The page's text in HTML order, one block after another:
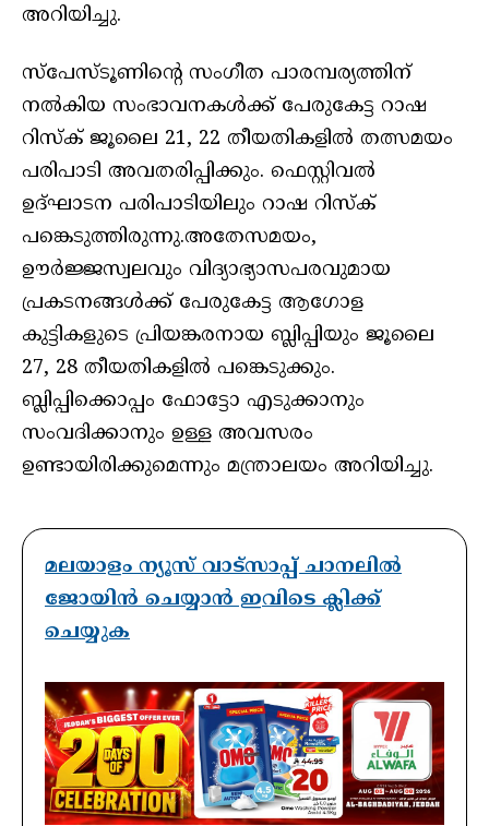
അറിയിച്ചു.
സ്‌പേസ്‌ടൂണിന്റെ സംഗീത പാരമ്പര്യത്തിന്
നൽകിയ സംഭാവനകൾക്ക് പേരുകേട്ട റാഷ
റിസ്‌ക് ജൂലൈ 21, 22 തീയതികളിൽ തത്സമയം
പരിപാടി അവതരിപ്പിക്കും. ഫെസ്റ്റിവൽ
ഉദ്ഘാടന പരിപാടിയിലും റാഷ റിസ്ക്
പങ്കെടുത്തിരുന്നു.അതേസമയം,
ഊർജ്ജസ്വലവും വിദ്യാഭ്യാസപരവുമായ
പ്രകടനങ്ങൾക്ക് പേരുകേട്ട ആഗോള
കുട്ടികളുടെ പ്രിയങ്കരനായ ബ്ലിപ്പിയും ജൂലൈ
27, 28 തീയതികളിൽ പങ്കെടുക്കും.
ബ്ലിപ്പിക്കൊപ്പം ഫോട്ടോ എടുക്കാനും
സംവദിക്കാനും ഉള്ള അവസരം
ഉണ്ടായിരിക്കുമെന്നും മന്ത്രാലയം അറിയിച്ചു.
മലയാളം ന്യൂസ് വാട്സാപ്പ് ചാനലിൽ
ജോയിൻ ചെയ്യാൻ ഇവിടെ ക്ലിക്ക്
ചെയ്യുക